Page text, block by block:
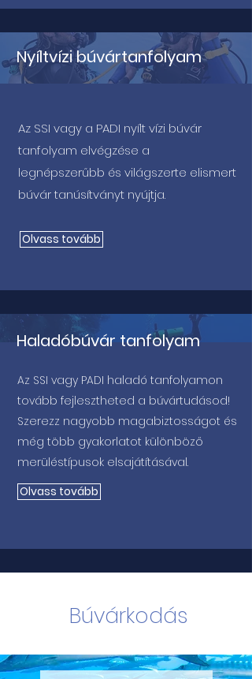
Nyíltvízi búvártanfolyam
Az SSI vagy a PADI nyílt vízi búvár
tanfolyam elvégzése a
legnépszerűbb és világszerte elismert
búvár tanúsítványt nyújtja.
Olvass tovább
Haladóbúvár tanfolyam
Az SSI vagy PADI haladó tanfolyamon
tovább fejlesztheted a búvártudásod!
Szerezz nagyobb magabiztosságot és
még több gyakorlatot különböző
merüléstípusok elsajátításával.
Olvass tovább
Búvárkodás